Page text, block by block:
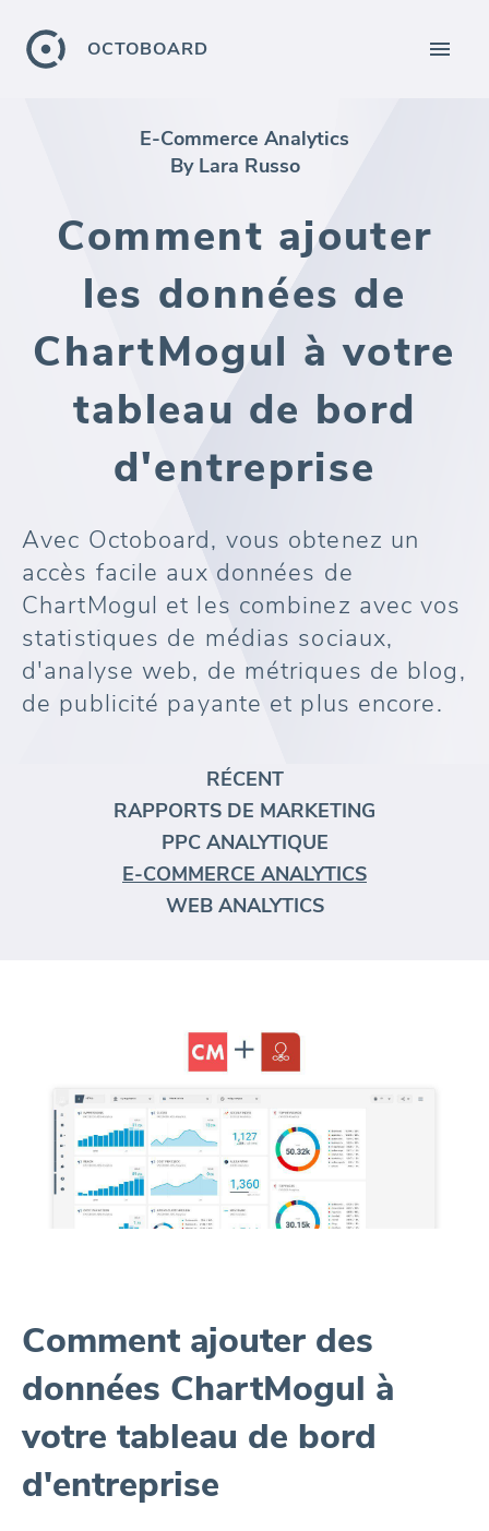
OCTOBOARD
E-Commerce Analytics
By Lara Russo
Comment ajouter
les données de
ChartMogul à votre
tableau de bord
d'entreprise
Avec Octoboard, vous obtenez un
accès facile aux données de
ChartMogul et les combinez avec vos
statistiques de médias sociaux,
d'analyse web, de métriques de blog,
de publicité payante et plus encore.
RÉCENT
RAPPORTS DE MARKETING
PPC ANALYTIQUE
E-COMMERCE ANALYTICS
WEB ANALYTICS
Comment ajouter des
données ChartMogul à
votre tableau de bord
d'entreprise